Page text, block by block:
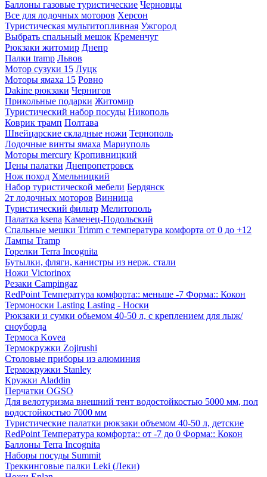
Баллоны газовые туристические Черновцы
Все для лодочных моторов Херсон
Туристическая мультитопливная Ужгород
Выбрать спальный мешок Кременчуг
Рюкзаки житомир Днепр
Палки tramp Львов
Мотор сузуки 15 Луцк
Моторы ямаха 15 Ровно
Dakine рюкзаки Чернигов
Прикольные подарки Житомир
Туристический набор посуды Никополь
Коврик трамп Полтава
Швейцарские складные ножи Тернополь
Лодочные винты ямаха Мариуполь
Моторы mercury Кропивницкий
Цены палатки Днепропетровск
Нож поход Хмельницкий
Набор туристической мебели Бердянск
2т лодочных моторов Винница
Туристический фильтр Мелитополь
Палатка ksena Каменец-Подольский
Спальные мешки Trimm с температура комфорта от 0 до +12
Лампы Tramp
Горелки Terra Incognita
Бутылки, фляги, канистры из нерж. стали
Ножи Victorinox
Резаки Campingaz
RedPoint Температура комфорта:: меньше -7 Форма:: Кокон
Термоноски Lasting Lasting - Носки
Рюкзаки и сумки обьемом 40-50 л, с креплением для лыж/
сноуборда
Термоса Kovea
Термокружки Zojirushi
Столовые приборы из алюминия
Термокружки Stanley
Кружки Aladdin
Перчатки OGSO
Для велотуризма внешний тент водостойкостью 5000 мм, пол
водостойкостью 7000 мм
Туристические палатки рюкзаки объемом 40-50 л, детские
RedPoint Температура комфорта:: от -7 до 0 Форма:: Кокон
Баллоны Terra Incognita
Наборы посуды Summit
Треккинговые палки Leki (Леки)